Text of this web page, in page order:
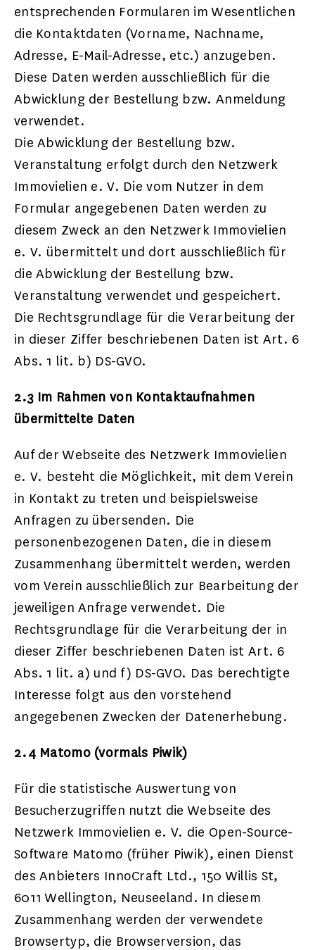
entsprechenden Formularen im Wesentlichen
die Kontaktdaten (Vorname, Nachname,
Adresse, E-Mail-Adresse, etc.) anzugeben.
Diese Daten werden ausschließlich für die
Abwicklung der Bestellung bzw. Anmeldung
verwendet.
Die Abwicklung der Bestellung bzw.
Veranstaltung erfolgt durch den Netzwerk
Immovielien e. V. Die vom Nutzer in dem
Formular angegebenen Daten werden zu
diesem Zweck an den Netzwerk Immovielien
e. V. übermittelt und dort ausschließlich für
die Abwicklung der Bestellung bzw.
Veranstaltung verwendet und gespeichert.
Die Rechtsgrundlage für die Verarbeitung der
in dieser Ziffer beschriebenen Daten ist Art. 6
Abs. 1 lit. b) DS-GVO.
2.3 Im Rahmen von Kontaktaufnahmen
übermittelte Daten
Auf der Webseite des Netzwerk Immovielien
e. V. besteht die Möglichkeit, mit dem Verein
in Kontakt zu treten und beispielsweise
Anfragen zu übersenden. Die
personenbezogenen Daten, die in diesem
Zusammenhang übermittelt werden, werden
vom Verein ausschließlich zur Bearbeitung der
jeweiligen Anfrage verwendet. Die
Rechtsgrundlage für die Verarbeitung der in
dieser Ziffer beschriebenen Daten ist Art. 6
Abs. 1 lit. a) und f) DS-GVO. Das berechtigte
Interesse folgt aus den vorstehend
angegebenen Zwecken der Datenerhebung.
2.4 Matomo (vormals Piwik)
Für die statistische Auswertung von
Besucherzugriffen nutzt die Webseite des
Netzwerk Immovielien e. V. die Open-Source-
Software Matomo (früher Piwik), einen Dienst
des Anbieters InnoCraft Ltd., 150 Willis St,
6011 Wellington, Neuseeland. In diesem
Zusammenhang werden der verwendete
Browsertyp, die Browserversion, das